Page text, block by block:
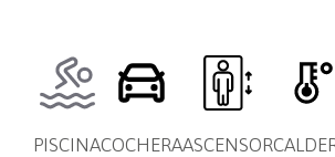
PISCINACOCHERAASCENSOR